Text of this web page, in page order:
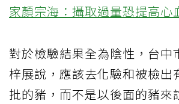
家顏宗海：攝取過量恐提高心
對於檢驗結果全為陰性，台中
梓展說，應該去化驗和被檢出
批的豬，而不是以後面的豬來